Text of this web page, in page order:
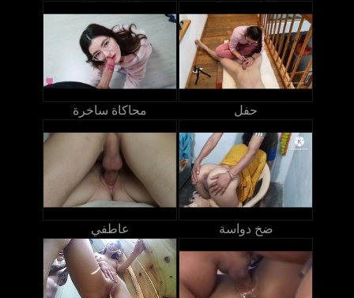
محاكاة ساخرة حفل
عاطفي ضخ دواسة